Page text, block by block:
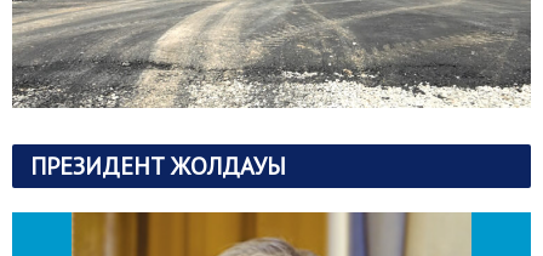
ПРЕЗИДЕНТ ЖОЛДАУЫ